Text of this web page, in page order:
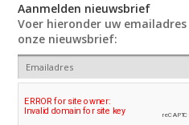
Aanmelden nieuwsbrief
Voer hieronder uw
onze nieuwsbrief: